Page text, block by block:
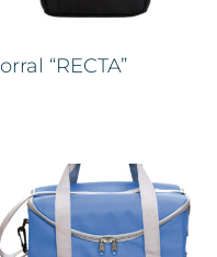
“RECTA”